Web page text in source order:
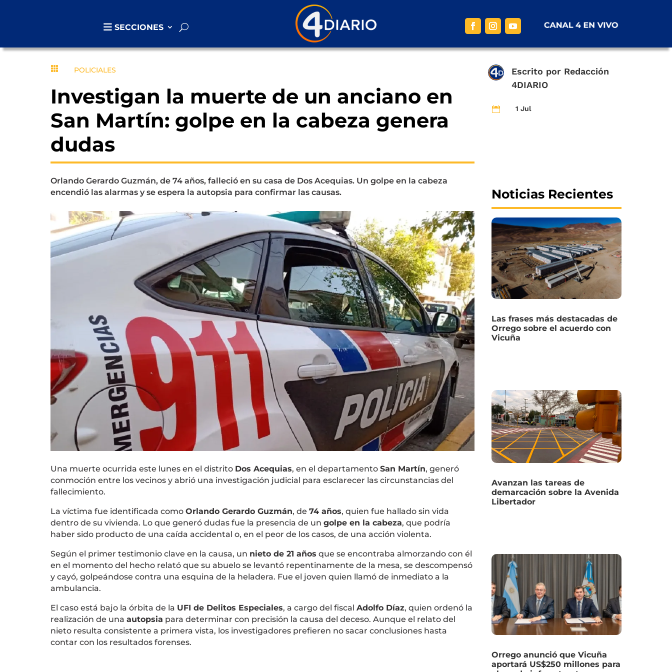
SECCIONES
 POLICIALES
Investigan la muerte de un anciano en
San Martín: golpe en la cabeza genera
dudas
Escrito por Redacción
4DIARIO
 1 Jul
Orlando Gerardo Guzmán, de 74 años, falleció en su casa de Dos Acequias. Un golpe en la cabeza
encendió las alarmas y se espera la autopsia para confirmar las causas.
Una muerte ocurrida este lunes en el distrito Dos Acequias, en el departamento San Martín, generó
conmoción entre los vecinos y abrió una investigación judicial para esclarecer las circunstancias del
fallecimiento.
La víctima fue identificada como Orlando Gerardo Guzmán, de 74 años, quien fue hallado sin vida
dentro de su vivienda. Lo que generó dudas fue la presencia de un golpe en la cabeza, que podría
haber sido producto de una caída accidental o, en el peor de los casos, de una acción violenta.
Según el primer testimonio clave en la causa, un nieto de 21 años que se encontraba almorzando con él
en el momento del hecho relató que su abuelo se levantó repentinamente de la mesa, se descompensó
y cayó, golpeándose contra una esquina de la heladera. Fue el joven quien llamó de inmediato a la
ambulancia.
El caso está bajo la órbita de la UFI de Delitos Especiales, a cargo del fiscal Adolfo Díaz, quien ordenó la
realización de una autopsia para determinar con precisión la causa del deceso. Aunque el relato del
nieto resulta consistente a primera vista, los investigadores prefieren no sacar conclusiones hasta
contar con los resultados forenses.
Noticias Recientes
Las frases más destacadas de
Orrego sobre el acuerdo con
Vicuña
Avanzan las tareas de
demarcación sobre la Avenida
Libertador
Orrego anunció que Vicuña
aportará US$250 millones para